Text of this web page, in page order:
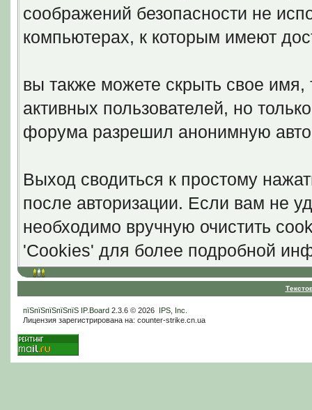
соображений безопасности не
компьютерах, к которым имеют
вы также можете скрыть свое имя,
активных пользователей, но
форума разрешил анонимную
Выход сводиться к простому
после авторизации. Если вам не
необходимо вручную очистить
'Cookies' для более подробной
пїЅпїЅпїЅпїЅпїЅ IP.Board2.3.6 © 2026 IPS, Inc
Лицензия зарегистрирована на: counter-strike.cn.ua